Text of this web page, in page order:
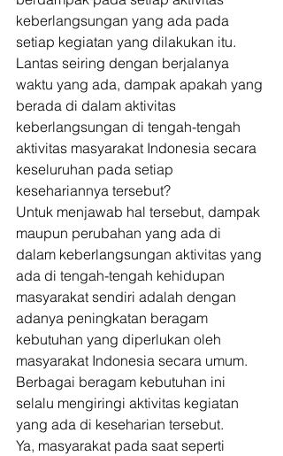
keberlangsungan yang ada pada
setiap kegiatan yang dilakukan itu.
Lantas seiring dengan berjalanya
waktu yang ada, dampak apakah yang
berada di dalam aktivitas
keberlangsungan di tengah-tengah
aktivitas masyarakat Indonesia secara
keseluruhan pada setiap
kesehariannya tersebut?
Untuk menjawab hal tersebut, dampak
maupun perubahan yang ada di
dalam keberlangsungan aktivitas yang
ada di tengah-tengah kehidupan
masyarakat sendiri adalah dengan
adanya peningkatan beragam
kebutuhan yang diperlukan oleh
masyarakat Indonesia secara umum.
Berbagai beragam kebutuhan ini
selalu mengiringi aktivitas kegiatan
yang ada di keseharian tersebut.
Ya, masyarakat pada saat seperti